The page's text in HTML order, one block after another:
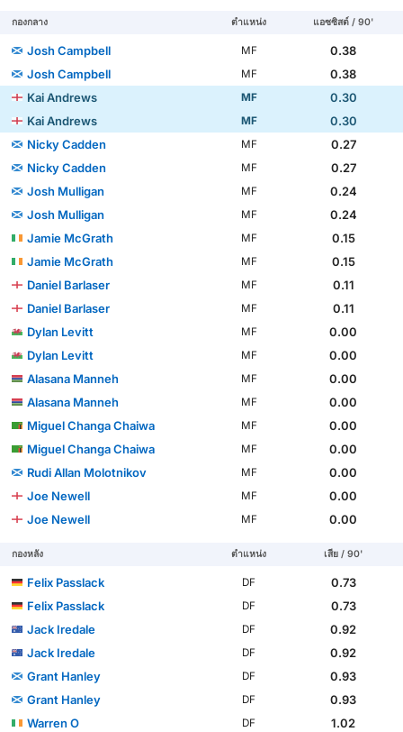
กองกลาง ตำแหน่ง แอซซิสต์ / 90'
Josh Campbell MF
0.38
Josh Campbell
MF
0.38
Kai Andrews
MF
0.30
Kai Andrews
MF
0.30
Nicky Cadden
MF
0.27
Nicky Cadden
MF
0.27
Josh Mulligan
MF
0.24
Josh Mulligan
MF
0.24
Jamie McGrath
MF
0.15
Jamie McGrath
MF
0.15
Daniel Barlaser
MF
0.11
Daniel Barlaser
MF
0.11
Dylan Levitt
MF
0.00
Dylan Levitt
MF
0.00
Alasana Manneh
MF
0.00
Alasana Manneh
MF
0.00
Miguel Changa Chaiwa
MF
0.00
Miguel Changa Chaiwa
MF
0.00
Rudi Allan Molotnikov
MF
0.00
Joe Newell
MF
0.00
Joe Newell
MF 0.00
กองหลัง ตำแหน่ง เสีย / 90'
Felix Passlack DF
0.73
Felix Passlack
DF
0.73
Jack Iredale
DF
0.92
Jack Iredale
DF
0.92
Grant Hanley
DF
0.93
Grant Hanley
DF
0.93
Warren O
DF
1.02